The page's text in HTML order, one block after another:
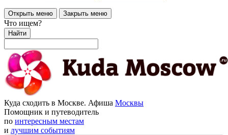
Открыть меню Закрыть меню
Что ищем?
Найти
Куда сходить в Москве. Афиша Москвы
Помощник и путеводитель
по интересным местам
и лучшим событиям